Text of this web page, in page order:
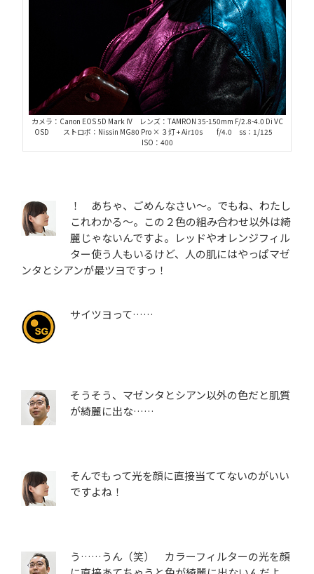
カメラ：Canon EOS 5D Mark IV レンズ：TAMRON 35-150mm F/2.8-4.0 Di VC
OSD ストロボ：Nissin MG80 Pro × ３灯 + Air10s f/4.0 ss：1/125
ISO：400
！ あちゃ、ごめんなさい～。でもね、わたし
これわかる～。この２色の組み合わせ以外は綺
麗じゃないんですよ。レッドやオレンジフィル
ター使う人もいるけど、人の肌にはやっぱマゼ
ンタとシアンが最ツヨですっ！
サイツヨって……
そうそう、マゼンタとシアン以外の色だと肌質
が綺麗に出な……
そんでもって光を顔に直接当ててないのがいい
ですよね！
う……うん（笑） カラーフィルターの光を顔